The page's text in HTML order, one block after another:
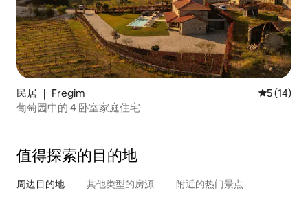
民居 ｜ Fregim 平均评分
5 (14)
葡萄园中的 4 卧室家庭住宅
值得探索的目的地
周边目的地 其他类型的房源 附近的热门景点